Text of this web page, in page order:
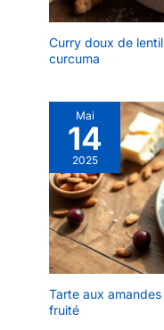
Curry doux de
curcuma
Mai
14
2025
Tarte aux
fruité